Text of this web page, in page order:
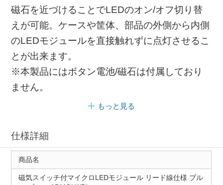
磁石を近づけることでLEDのオン/オフ切り替
えが可能。ケースや筐体、部品の外側から内側
のLEDモジュールを直接触れずに点灯させるこ
とが出来ます。
※本製品にはボタン電池/磁石は付属しており
ません。
もっと見る
仕様詳細
商品名
磁気スイッチ付マイクロLEDモジュール リード線仕様 ブル